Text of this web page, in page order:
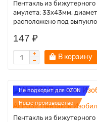
Пентакль из
амулета: 33х43мм,
расположено под
147 ₽
В корзину
Не подходит для OZON
Наше производство
ALP032 Пентакль
Пентакль из